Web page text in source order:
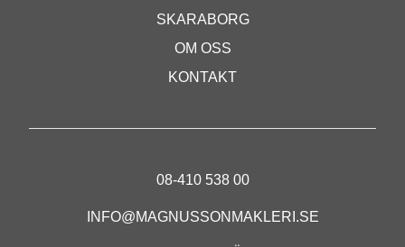
SKARABORG
OM OSS
KONTAKT
08-410 538 00
INFO@MAGNUSSONMAKLERI.SE